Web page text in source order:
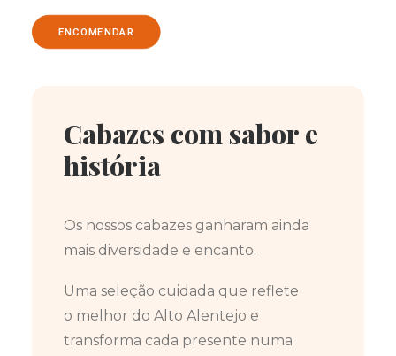
ENCOMENDAR
Cabazes com sabor e
história
Os nossos cabazes ganharam ainda
mais diversidade e encanto.
Uma seleção cuidada que reflete
o melhor do Alto Alentejo e
transforma cada presente numa